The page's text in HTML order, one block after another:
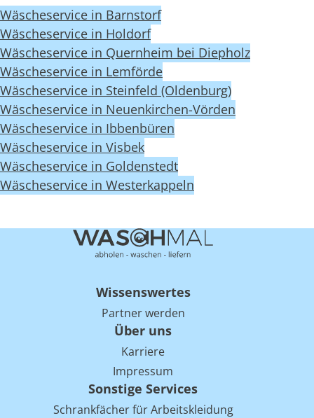
Wäscheservice in Barnstorf
Wäscheservice in Holdorf
Wäscheservice in Quernheim bei Diepholz
Wäscheservice in Lemförde
Wäscheservice in Steinfeld (Oldenburg)
Wäscheservice in Neuenkirchen-Vörden
Wäscheservice in Ibbenbüren
Wäscheservice in Visbek
Wäscheservice in Goldenstedt
Wäscheservice in Westerkappeln
Wissenswertes
Partner werden
Über uns
Karriere
Impressum
Sonstige Services
Schrankfächer für Arbeitskleidung